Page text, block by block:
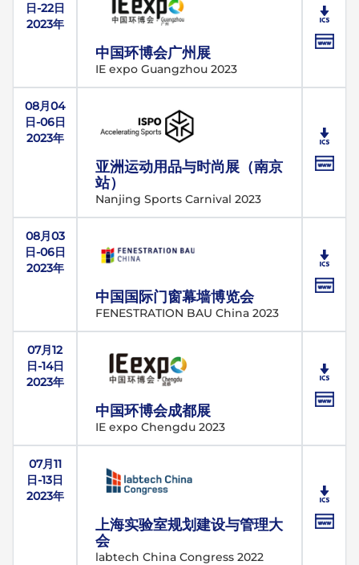
日-22日
2023年
中国环博会广州展
IE expo Guangzhou 2023
08月04
日-06日
2023年
亚洲运动用品与时尚展（南京
站）
Nanjing Sports Carnival 2023
08月03
日-06日
2023年
中国国际门窗幕墙博览会
FENESTRATION BAU China 2023
07月12
日-14日
2023年
中国环博会成都展
IE expo Chengdu 2023
07月11
日-13日
2023年
上海实验室规划建设与管理大
会
labtech China Congress 2022